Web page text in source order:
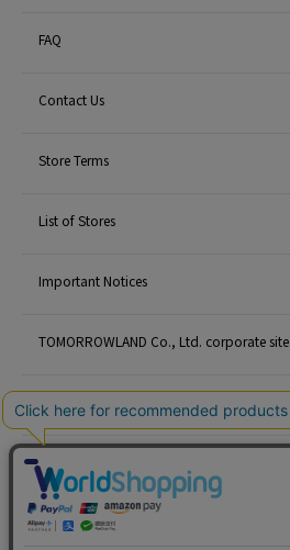
FAQ
Contact Us
Store Terms
List of Stores
Important Notices
TOMORROWLAND Co., Ltd. corporate site
Careers
Site Map